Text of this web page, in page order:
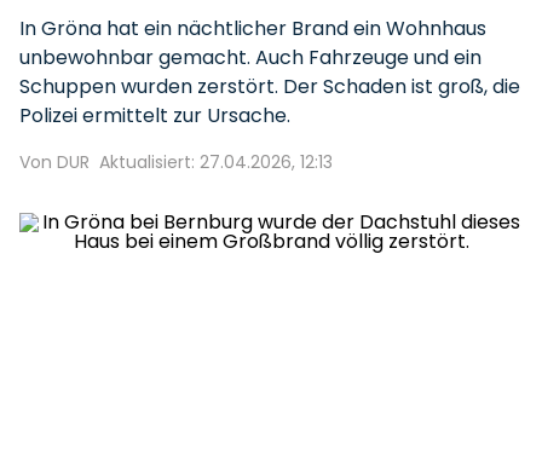
In Gröna hat ein nächtlicher Brand ein Wohnhaus
unbewohnbar gemacht. Auch Fahrzeuge und ein
Schuppen wurden zerstört. Der Schaden ist groß, die
Polizei ermittelt zur Ursache.
Von DUR Aktualisiert: 27.04.2026, 12:13